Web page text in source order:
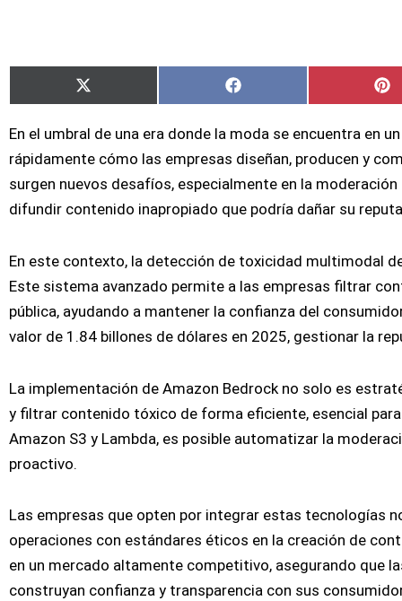
Compartir
en
X
(Twitter)
Compartir
en
Facebook
En el umbral de una era donde la moda se encuentra en
rápidamente cómo las empresas diseñan, producen y
surgen nuevos desafíos, especialmente en la
difundir contenido inapropiado que podría dañar su
En este contexto, la detección de toxicidad multimodal
Este sistema avanzado permite a las empresas filtrar
pública, ayudando a mantener la confianza del
valor de 1.84 billones de dólares en 2025, gestionar la
La implementación de Amazon Bedrock no solo es
y filtrar contenido tóxico de forma eficiente, esencial
Amazon S3 y Lambda, es posible automatizar la
proactivo.
Las empresas que opten por integrar estas tecnologías
operaciones con estándares éticos en la creación de
en un mercado altamente competitivo, asegurando que
construyan confianza y transparencia con sus